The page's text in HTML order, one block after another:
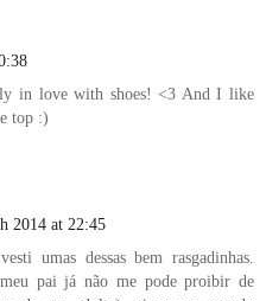
in love with shoes! <3 And I like
top :)
2014 at 22:45
umas dessas bem rasgadinhas.
pai já não me pode proibir de